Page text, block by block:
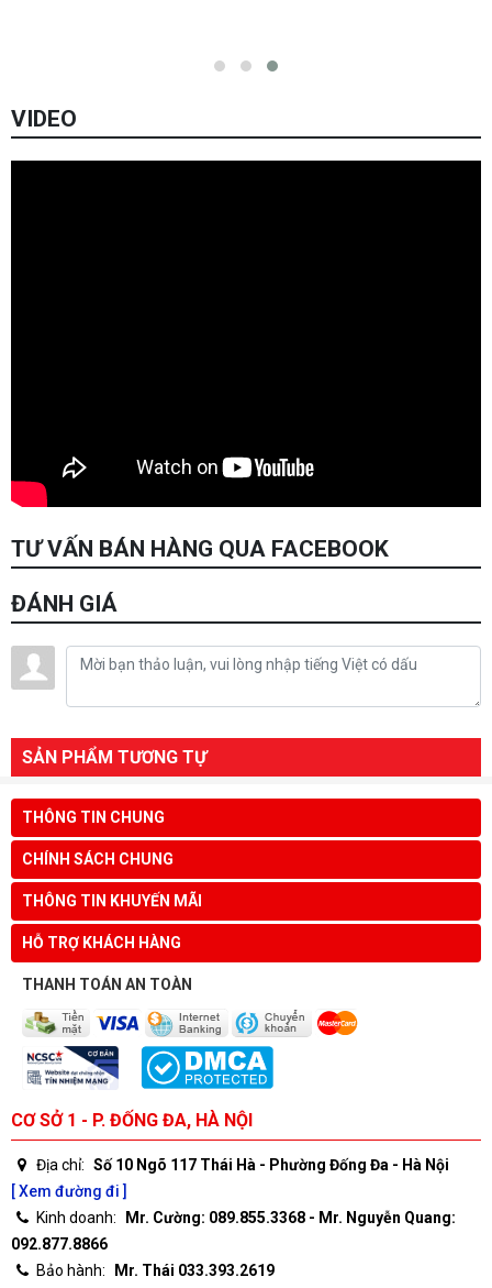
VIDEO
TƯ VẤN BÁN HÀNG QUA FACEBOOK
ĐÁNH GIÁ
SẢN PHẨM TƯƠNG TỰ
THÔNG TIN CHUNG
CHÍNH SÁCH CHUNG
THÔNG TIN KHUYẾN MÃI
HỖ TRỢ KHÁCH HÀNG
THANH TOÁN AN TOÀN
CƠ SỞ 1 - P. ĐỐNG ĐA, HÀ NỘI
Địa chỉ: Số 10 Ngõ 117 Thái Hà - Phường Đống Đa - Hà Nội
[ Xem đường đi ]
Kinh doanh:
Mr. Cường: 089.855.3368 - Mr. Nguyễn Quang:
092.877.8866
Bảo hành:
Mr. Thái 033.393.2619